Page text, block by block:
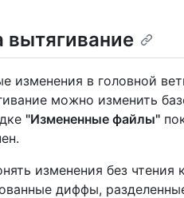
вытягивание
изменения в головной
можно изменить
"Измененные файлы"
изменения без чтения
диффы,